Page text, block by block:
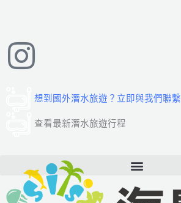
想到國外潛水旅遊？立即與我們聯繫
查看最新潛水旅遊行程